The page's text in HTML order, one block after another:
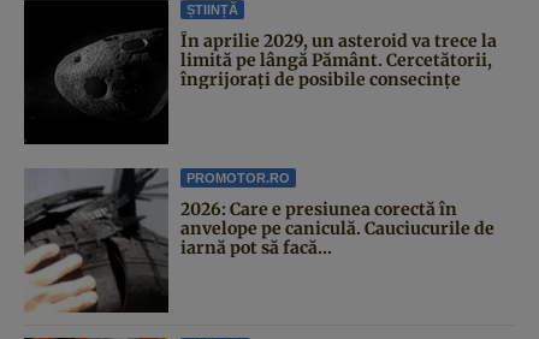
ȘTIINȚĂ
În aprilie 2029, un asteroid va trece la
limită pe lângă Pământ. Cercetătorii,
îngrijorați de posibile consecințe
PROMOTOR.RO
2026: Care e presiunea corectă în
anvelope pe caniculă. Cauciucurile de
iarnă pot să facă...